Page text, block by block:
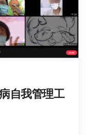
自我管理工